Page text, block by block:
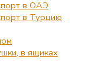
в ОАЭ
в Турцию
в ящиках